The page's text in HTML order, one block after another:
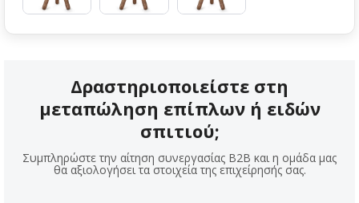
Δραστηριοποιείστε στη
μεταπώληση επίπλων ή ειδών
σπιτιού;
Συμπληρώστε την αίτηση συνεργασίας B2B και η ομάδα μας
θα αξιολογήσει τα στοιχεία της επιχείρησής σας.